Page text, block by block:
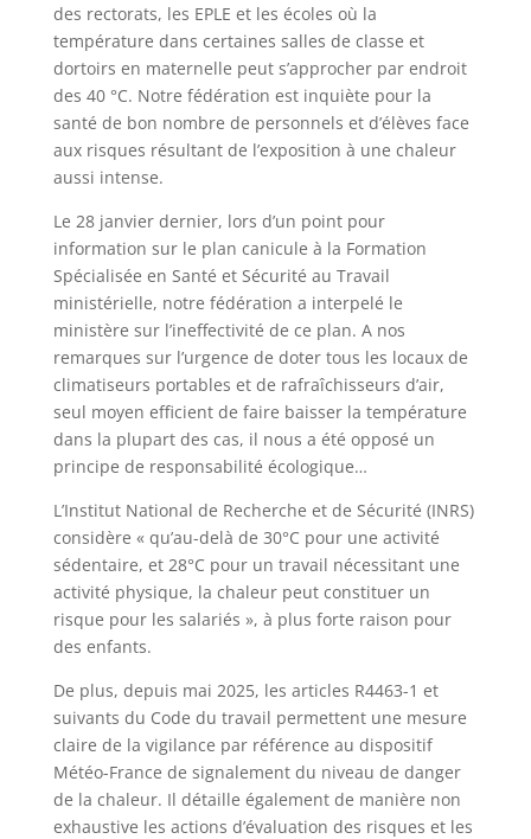
des rectorats, les EPLE et les écoles où la
température dans certaines salles de classe et
dortoirs en maternelle peut s’approcher par endroit
des 40 °C. Notre fédération est inquiète pour la
santé de bon nombre de personnels et d’élèves face
aux risques résultant de l’exposition à une chaleur
aussi intense.
Le 28 janvier dernier, lors d’un point pour
information sur le plan canicule à la Formation
Spécialisée en Santé et Sécurité au Travail
ministérielle, notre fédération a interpelé le
ministère sur l’ineffectivité de ce plan. A nos
remarques sur l’urgence de doter tous les locaux de
climatiseurs portables et de rafraîchisseurs d’air,
seul moyen efficient de faire baisser la température
dans la plupart des cas, il nous a été opposé un
principe de responsabilité écologique…
L’Institut National de Recherche et de Sécurité (INRS)
considère « qu’au-delà de 30°C pour une activité
sédentaire, et 28°C pour un travail nécessitant une
activité physique, la chaleur peut constituer un
risque pour les salariés », à plus forte raison pour
des enfants.
De plus, depuis mai 2025, les articles R4463-1 et
suivants du Code du travail permettent une mesure
claire de la vigilance par référence au dispositif
Météo-France de signalement du niveau de danger
de la chaleur. Il détaille également de manière non
exhaustive les actions d’évaluation des risques et les